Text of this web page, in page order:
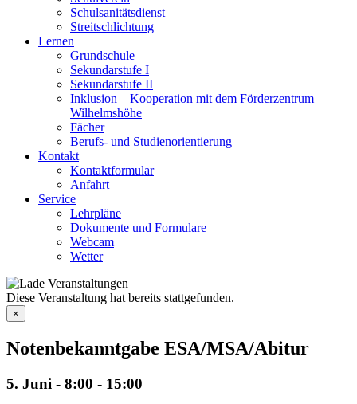
Schulsanitätsdienst
Streitschlichtung
Lernen
Grundschule
Sekundarstufe I
Sekundarstufe II
Inklusion – Kooperation mit dem Förderzentrum
Wilhelmshöhe
Fächer
Berufs- und Studienorientierung
Kontakt
Kontaktformular
Anfahrt
Service
Lehrpläne
Dokumente und Formulare
Webcam
Wetter
Diese Veranstaltung hat bereits stattgefunden.
×
Notenbekanntgabe ESA/MSA/Abitur
5. Juni - 8:00 - 15:00